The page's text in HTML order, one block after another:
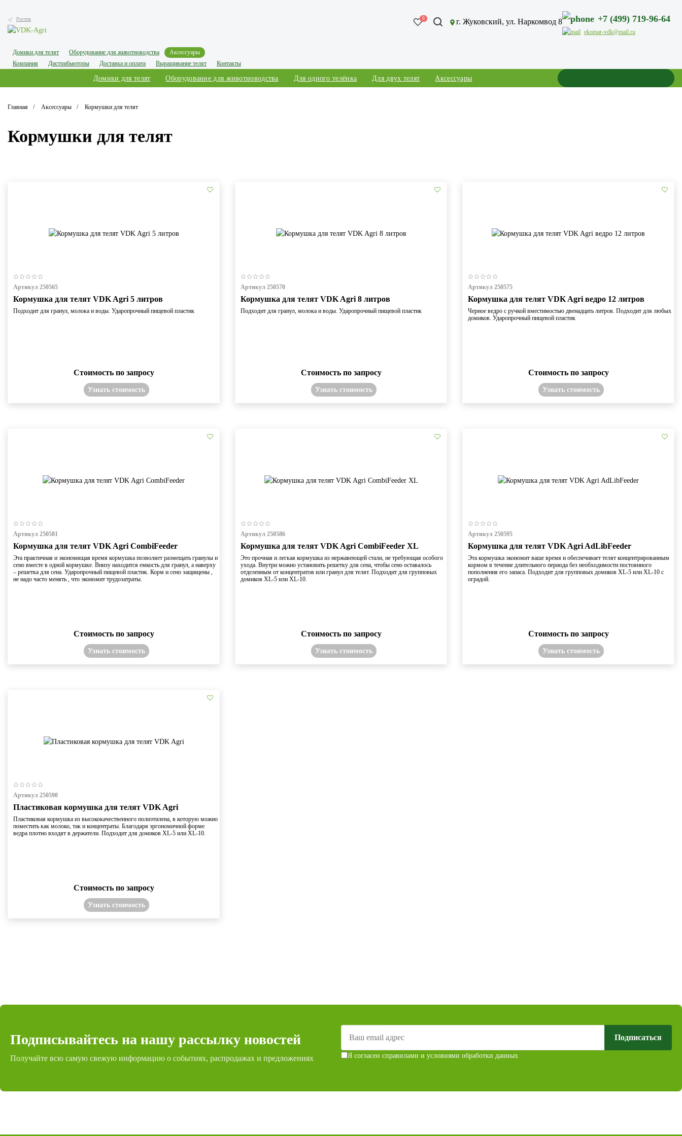
Ростов 0 г. Жуковский, ул. Наркомвод 8 +7 (499) 719-96-64
ekomar-vdk@mail.ru
Домики для телят Оборудование для животноводства
Аксессуары
Компания
Дистрибьюторы Доставка и оплата Выращивание телят Контакты
Домики для телят Оборудование для животноводства Для одного телёнка Для двух телят Аксессуары
Главная Аксессуары Кормушки для телят
Кормушки для телят
Артикул 250565
Кормушка для телят VDK Agri 5 литров
Подходит для гранул, молока и воды. Ударопрочный пищевой пластик
Стоимость по запросу
Узнать стоимость
Артикул 250570
Кормушка для телят VDK Agri 8 литров
Подходит для гранул, молока и воды. Ударопрочный пищевой пластик
Стоимость по запросу
Узнать стоимость
Артикул 250575
Кормушка для телят VDK Agri ведро 12 литров
Черное ведро с ручкой вместимостью двенадцать литров. Подходит для любых
домиков. Ударопрочный пищевой пластик
Стоимость по запросу
Узнать стоимость
Артикул 250581
Кормушка для телят VDK Agri CombiFeeder
Эта практичная и экономящая время кормушка позволяет размещать гранулы и
сено вместе в одной кормушке. Внизу находится емкость для гранул, а наверху
– решетка для сена. Ударопрочный пищевой пластик. Корм и сено защищены ,
не надо часто менять , что экономит трудозатраты.
Стоимость по запросу
Узнать стоимость
Артикул 250586
Кормушка для телят VDK Agri CombiFeeder XL
Это прочная и легкая кормушка из нержавеющей стали, не требующая особого
ухода. Внутри можно установить решетку для сена, чтобы сено оставалось
отделенным от концентратов или гранул для телят. Подходит для групповых
домиков XL-5 или XL-10.
Стоимость по запросу
Узнать стоимость
Артикул 250595
Кормушка для телят VDK Agri AdLibFeeder
Эта кормушка экономит ваше время и обеспечивает телят концентрированным
кормом в течение длительного периода без необходимости постоянного
пополнения его запаса. Подходит для групповых домиков XL-5 или XL-10 с
оградой.
Стоимость по запросу
Узнать стоимость
Артикул 250590
Пластиковая кормушка для телят VDK Agri
Пластиковая кормушка из высококачественного полиэтилена, в которую можно
поместить как молоко, так и концентраты. Благодаря эргономичной форме
ведра плотно входят в держатели. Подходит для домиков XL-5 или XL-10.
Стоимость по запросу
Узнать стоимость
Подписывайтесь на нашу рассылку новостей
Получайте всю самую свежую информацию о событиях, распродажах и предложениях
Подписаться
Я согласен справилами и условиями обработки данных